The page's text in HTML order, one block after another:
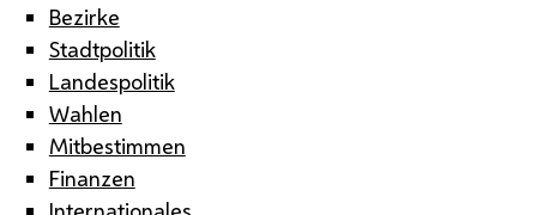
Bezirke
Stadtpolitik
Landespolitik
Wahlen
Mitbestimmen
Finanzen